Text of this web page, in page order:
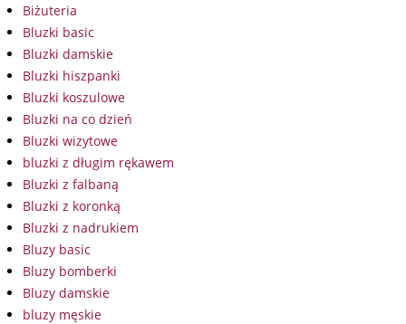
Biżuteria
Bluzki basic
Bluzki damskie
Bluzki hiszpanki
Bluzki koszulowe
Bluzki na co dzień
Bluzki wizytowe
bluzki z długim rękawem
Bluzki z falbaną
Bluzki z koronką
Bluzki z nadrukiem
Bluzy basic
Bluzy bomberki
Bluzy damskie
bluzy męskie